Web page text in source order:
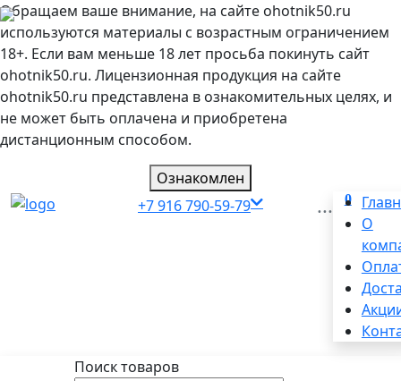
Обращаем ваше внимание, на сайте ohotnik50.ru
используются материалы с возрастным ограничением
18+. Если вам меньше 18 лет просьба покинуть сайт
ohotnik50.ru. Лицензионная продукция на сайте
ohotnik50.ru представлена в ознакомительных целях, и
не может быть оплачена и приобретена
дистанционным способом.
Ознакомлен
+7 916 790-59-79
0
...
О
Поиск товаров